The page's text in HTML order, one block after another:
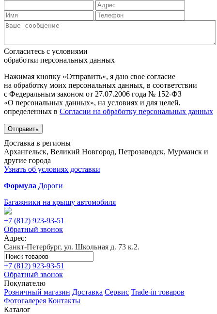
Согласитесь с условиями
обработки персональных данных
Нажимая кнопку «Отправить», я даю свое согласие
на обработку моих персональных данных, в соответствии
с Федеральным законом от 27.07.2006 года № 152-ФЗ
«О персональных данных», на условиях и для целей,
определенных в Согласии на обработку персональных данных
Отправить
Доставка в регионы
Архангельск, Великий Новгород, Петрозаводск, Мурманск и
другие города
Узнать об условиях доставки
Формула Дороги
Багажники на крышу автомобиля
+7 (812) 923-93-51
Обратный звонок
Адрес:
Санкт-Петербург, ул. Школьная д. 73 к.2.
+7 (812) 923-93-51
Обратный звонок
Покупателю
Розничный магазин Доставка Сервис Trade-in товаров
Фотогалерея Контакты
Каталог